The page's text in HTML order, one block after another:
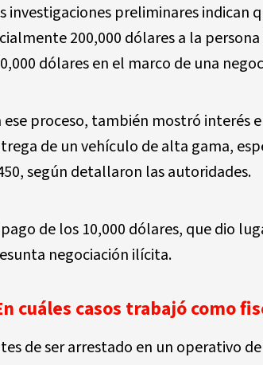
investigaciones preliminares indican
200,000 dólares a la
dólares en el marco de una
ese proceso, también mostró interés
de un vehículo de alta gama,
según detallaron las autoridades.
de los 10,000 dólares, que dio
negociación ilícita.
cuáles casos trabajó como
de ser arrestado en un operativo